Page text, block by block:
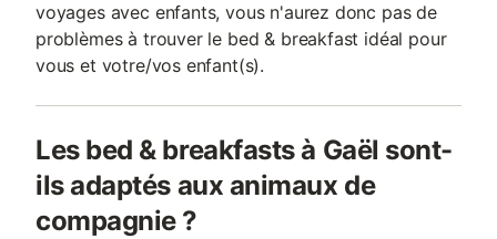
voyages avec enfants, vous n'aurez donc pas de
problèmes à trouver le bed & breakfast idéal pour
vous et votre/vos enfant(s).
Les bed & breakfasts à Gaël sont-
ils adaptés aux animaux de
compagnie ?